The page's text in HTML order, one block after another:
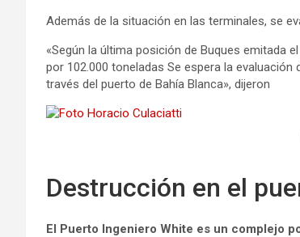
Además de la situación en las terminales, se
«Según la última posición de Buques emitada
por 102.000 toneladas Se espera la
través del puerto de Bahía Blanca», dijeron
Destrucción en el
El Puerto Ingeniero White es un complejo